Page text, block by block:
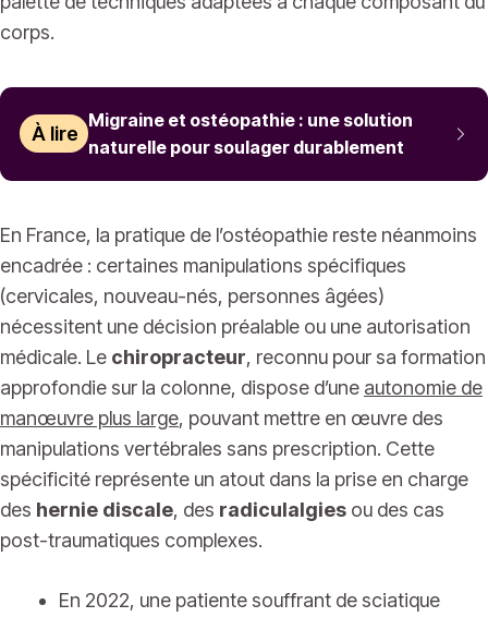
corps.
À lire
Migraine et ostéopathie : une solution
naturelle pour soulager durablement
En France, la pratique de l’ostéopathie reste néanmoins
encadrée : certaines manipulations spécifiques
(cervicales, nouveau-nés, personnes âgées)
nécessitent une décision préalable ou une autorisation
médicale. Le chiropracteur, reconnu pour sa formation
approfondie sur la colonne, dispose d’une autonomie de
manœuvre plus large, pouvant mettre en œuvre des
manipulations vertébrales sans prescription. Cette
spécificité représente un atout dans la prise en charge
des hernie discale, des radiculalgies ou des cas
post-traumatiques complexes.
En 2022, une patiente souffrant de sciatique